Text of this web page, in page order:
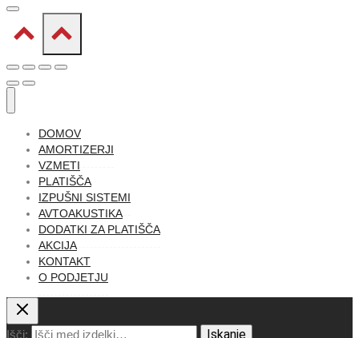
DOMOV
AMORTIZERJI
VZMETI
PLATIŠČA
IZPUŠNI SISTEMI
AVTOAKUSTIKA
DODATKI ZA PLATIŠČA
AKCIJA
KONTAKT
O PODJETJU
Išči: Iskanje